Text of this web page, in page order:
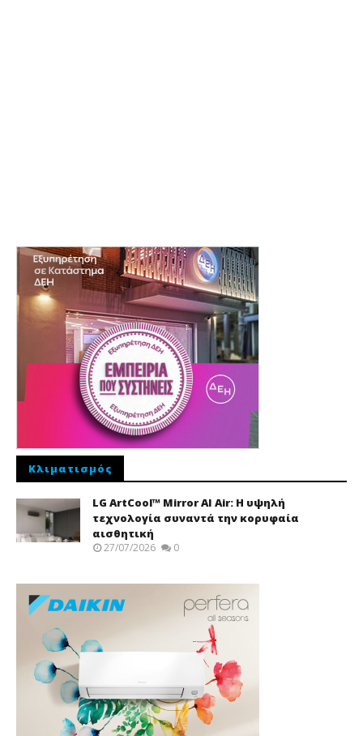
Κλιματισμός
LG ArtCool™ Mirror AI Air: Η υψηλή
τεχνολογία συναντά την κορυφαία
αισθητική
27/07/2026 0